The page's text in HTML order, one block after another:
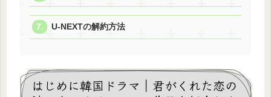
U-NEXTの解約方法
はじめに韓国ドラマ｜君がくれた恋の